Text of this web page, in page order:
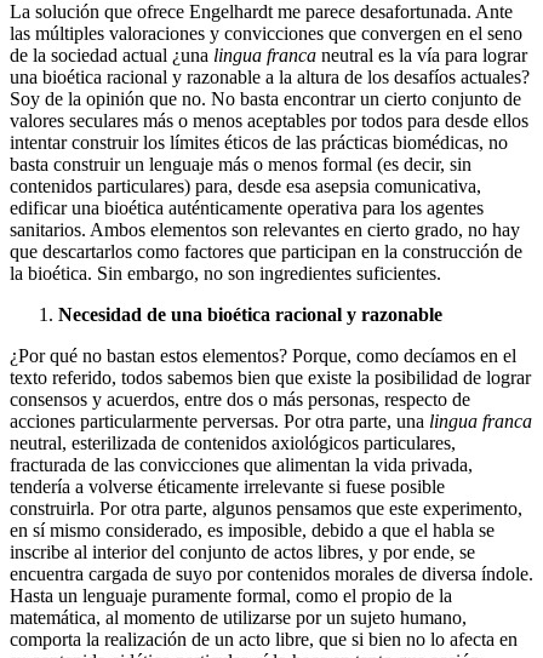
La solución que ofrece Engelhardt me parece desafortunada. Ante
las múltiples valoraciones y convicciones que convergen en el seno
de la sociedad actual ¿una lingua franca neutral es la vía para lograr
una bioética racional y razonable a la altura de los desafíos actuales?
Soy de la opinión que no. No basta encontrar un cierto conjunto de
valores seculares más o menos aceptables por todos para desde ellos
intentar construir los límites éticos de las prácticas biomédicas, no
basta construir un lenguaje más o menos formal (es decir, sin
contenidos particulares) para, desde esa asepsia comunicativa,
edificar una bioética auténticamente operativa para los agentes
sanitarios. Ambos elementos son relevantes en cierto grado, no hay
que descartarlos como factores que participan en la construcción de
la bioética. Sin embargo, no son ingredientes suficientes.
Necesidad de una bioética racional y razonable
¿Por qué no bastan estos elementos? Porque, como decíamos en el
texto referido, todos sabemos bien que existe la posibilidad de lograr
consensos y acuerdos, entre dos o más personas, respecto de
acciones particularmente perversas. Por otra parte, una lingua franca
neutral, esterilizada de contenidos axiológicos particulares,
fracturada de las convicciones que alimentan la vida privada,
tendería a volverse éticamente irrelevante si fuese posible
construirla. Por otra parte, algunos pensamos que este experimento,
en sí mismo considerado, es imposible, debido a que el habla se
inscribe al interior del conjunto de actos libres, y por ende, se
encuentra cargada de suyo por contenidos morales de diversa índole.
Hasta un lenguaje puramente formal, como el propio de la
matemática, al momento de utilizarse por un sujeto humano,
comporta la realización de un acto libre, que si bien no lo afecta en